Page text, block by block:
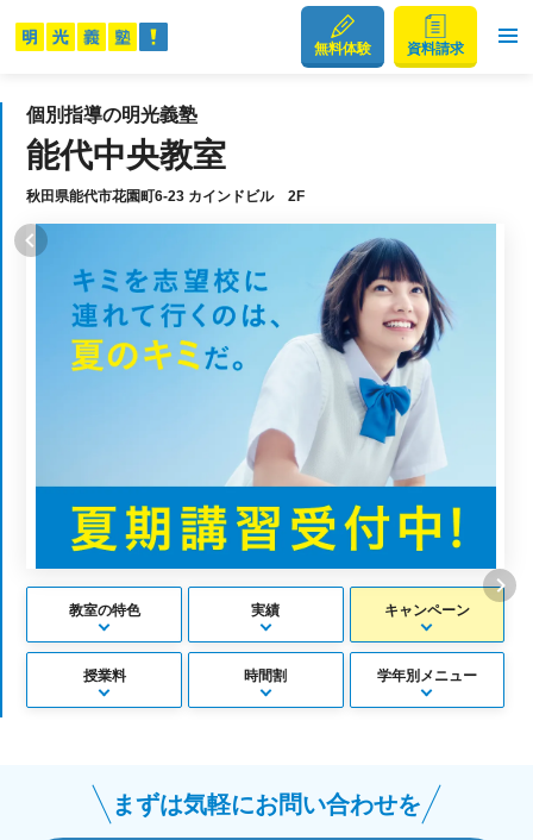
無料体験 資料請求
個別指導の明光義塾
能代中央教室
秋田県能代市花園町6-23 カインドビル 2F
教室の特色 実績 キャンペーン
授業料 時間割 学年別メニュー
まずは気軽にお問い合わせを